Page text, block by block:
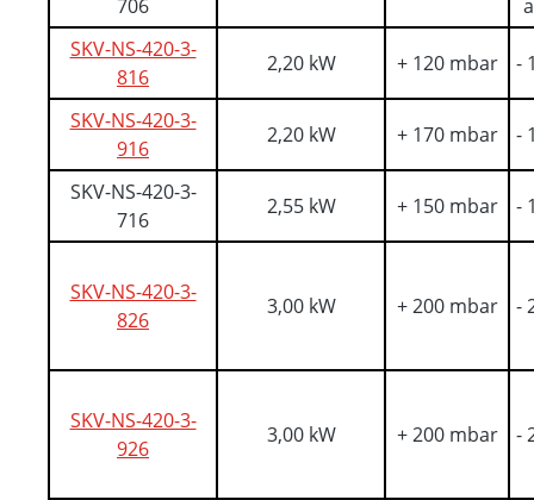
706
SKV-NS-420-3-
816
2,20 kW + 120 mbar -
SKV-NS-420-3-
916
2,20 kW + 170 mbar -
SKV-NS-420-3-
716
2,55 kW + 150 mbar -
SKV-NS-420-3-
826
3,00 kW + 200 mbar -
SKV-NS-420-3-
926
3,00 kW + 200 mbar -